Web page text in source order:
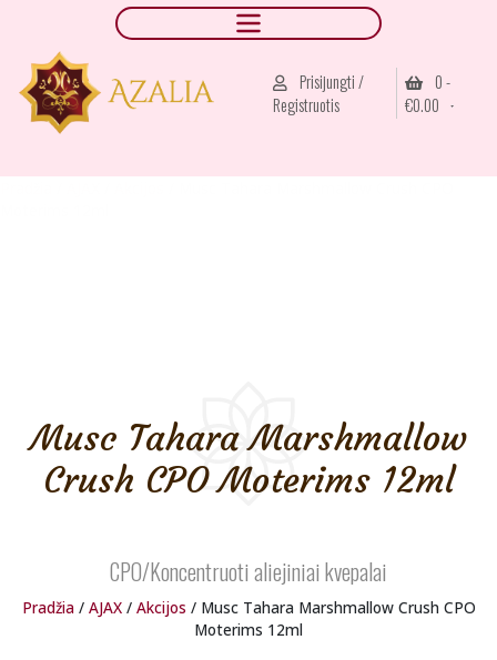
Prisijungti /
Registruotis
0 -
€0.00
Musc Tahara Marshmallow
Crush CPO Moterims 12ml
CPO/Koncentruoti aliejiniai kvepalai
Pradžia/ AJAX/ Akcijos / Musc Tahara Marshmallow Crush CPO
Moterims 12ml